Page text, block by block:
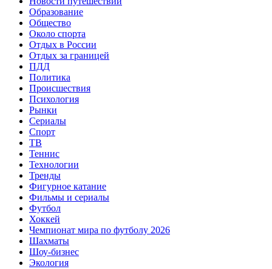
Образование
Общество
Около спорта
Отдых в России
Отдых за границей
ПДД
Политика
Происшествия
Психология
Рынки
Сериалы
Спорт
ТВ
Теннис
Технологии
Тренды
Фигурное катание
Фильмы и сериалы
Футбол
Хоккей
Чемпионат мира по футболу 2026
Шахматы
Шоу-бизнес
Экология